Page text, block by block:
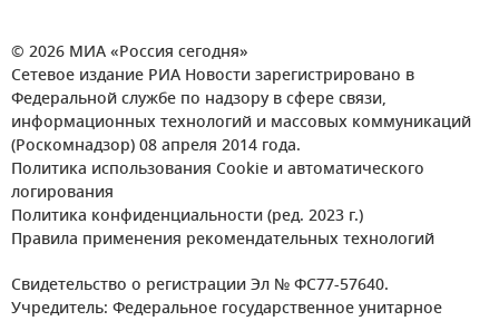
© 2026 МИА «Россия сегодня»
Сетевое издание РИА Новости зарегистрировано в
Федеральной службе по надзору в сфере связи,
информационных технологий и массовых коммуникаций
(Роскомнадзор) 08 апреля 2014 года.
Политика использования Cookie и автоматического
логирования
Политика конфиденциальности (ред. 2023 г.)
Правила применения рекомендательных технологий
Свидетельство о регистрации Эл № ФС77-57640.
Учредитель: Федеральное государственное унитарное